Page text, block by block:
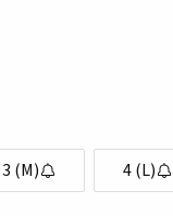
3 (M) 4 (L)